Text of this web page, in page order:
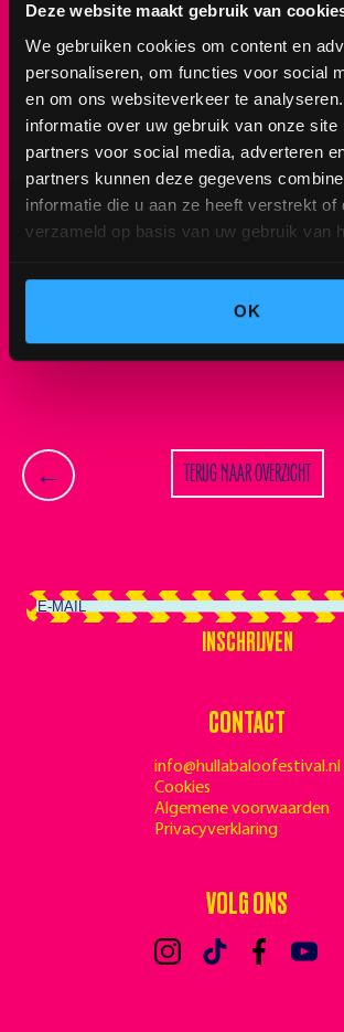
Deze website maakt gebruik van
We gebruiken cookies om content en
personaliseren, om functies voor social
en om ons websiteverkeer te
informatie over uw gebruik van onze site
partners voor social media, adverteren
partners kunnen deze gegevens
informatie die u aan ze heeft verstrekt of
verzameld op basis van uw gebruik van
OK
dit jaar. Het gaat zó geweldig
is pas het begin, op donderdag 4
𝗽𝗵𝗮𝘀𝗲 𝟭 van de line-up van
2024!
Wil jij Jason Derulo en DI-RECT
Hullabaloo? 👀 Schrijf je dan nu in
registratie en bemachtig je tickets
sale van Hullabaloo Festival 2024.
tarief. De pre-sale start op
10.00 uur!
← TERUG NAAR OVERZICHT
CONTACT
info@hullabaloofestival.nl
Cookies
Algemene voorwaarden
Privacyverklaring
INSCHRIJVEN
INSCHRIJVEN
VOLG ONS